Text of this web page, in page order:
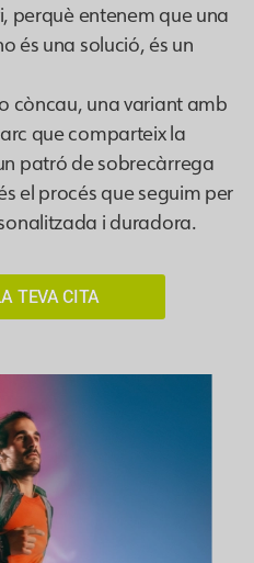
perquè entenem que una
és una solució, és un
còncau, una variant amb
que comparteix la
patró de sobrecàrrega
el procés que seguim per
i duradora.
TEVA CITA